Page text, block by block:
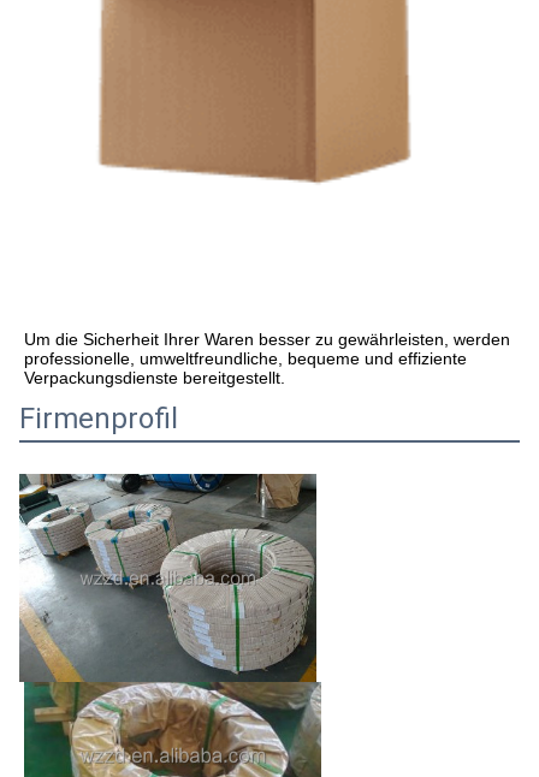
Um die Sicherheit Ihrer Waren besser zu gewährleisten, werden
professionelle, umweltfreundliche, bequeme und effiziente
Verpackungsdienste bereitgestellt.
Firmenprofil